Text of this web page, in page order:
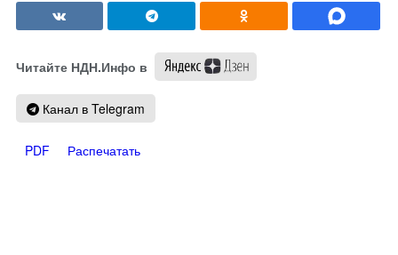
Читайте НДН.Инфо в
Канал в Telegram
PDF Распечатать